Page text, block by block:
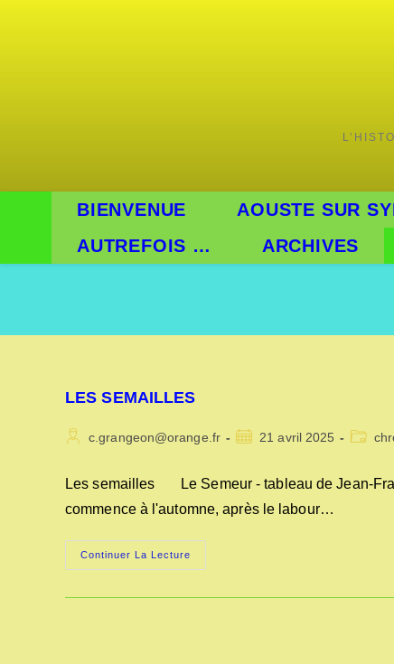
BIENVENUE AOUSTE SUR
AUTREFOIS …
ARCHIVES
LES SEMAILLES
Auteur/autrice
publication :
c.grangeon@orange.fr
Publication
21 avril 2025
Post
Les semailles Le Semeur - tableau de Jean-
commence à l'automne, après le labour…
Continuer La Lecture
SEMAILLES